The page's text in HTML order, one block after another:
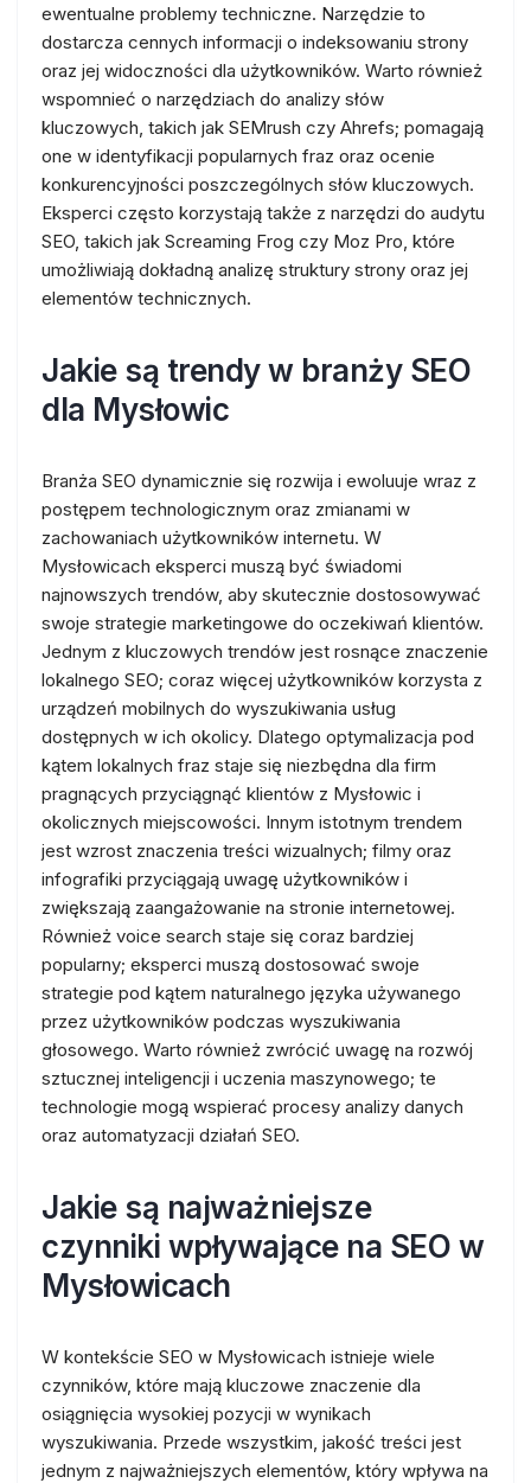
ewentualne problemy techniczne. Narzędzie to
dostarcza cennych informacji o indeksowaniu strony
oraz jej widoczności dla użytkowników. Warto również
wspomnieć o narzędziach do analizy słów
kluczowych, takich jak SEMrush czy Ahrefs; pomagają
one w identyfikacji popularnych fraz oraz ocenie
konkurencyjności poszczególnych słów kluczowych.
Eksperci często korzystają także z narzędzi do audytu
SEO, takich jak Screaming Frog czy Moz Pro, które
umożliwiają dokładną analizę struktury strony oraz jej
elementów technicznych.
Jakie są trendy w branży SEO
dla Mysłowic
Branża SEO dynamicznie się rozwija i ewoluuje wraz z
postępem technologicznym oraz zmianami w
zachowaniach użytkowników internetu. W
Mysłowicach eksperci muszą być świadomi
najnowszych trendów, aby skutecznie dostosowywać
swoje strategie marketingowe do oczekiwań klientów.
Jednym z kluczowych trendów jest rosnące znaczenie
lokalnego SEO; coraz więcej użytkowników korzysta z
urządzeń mobilnych do wyszukiwania usług
dostępnych w ich okolicy. Dlatego optymalizacja pod
kątem lokalnych fraz staje się niezbędna dla firm
pragnących przyciągnąć klientów z Mysłowic i
okolicznych miejscowości. Innym istotnym trendem
jest wzrost znaczenia treści wizualnych; filmy oraz
infografiki przyciągają uwagę użytkowników i
zwiększają zaangażowanie na stronie internetowej.
Również voice search staje się coraz bardziej
popularny; eksperci muszą dostosować swoje
strategie pod kątem naturalnego języka używanego
przez użytkowników podczas wyszukiwania
głosowego. Warto również zwrócić uwagę na rozwój
sztucznej inteligencji i uczenia maszynowego; te
technologie mogą wspierać procesy analizy danych
oraz automatyzacji działań SEO.
Jakie są najważniejsze
czynniki wpływające na SEO w
Mysłowicach
W kontekście SEO w Mysłowicach istnieje wiele
czynników, które mają kluczowe znaczenie dla
osiągnięcia wysokiej pozycji w wynikach
wyszukiwania. Przede wszystkim, jakość treści jest
jednym z najważniejszych elementów, który wpływa na